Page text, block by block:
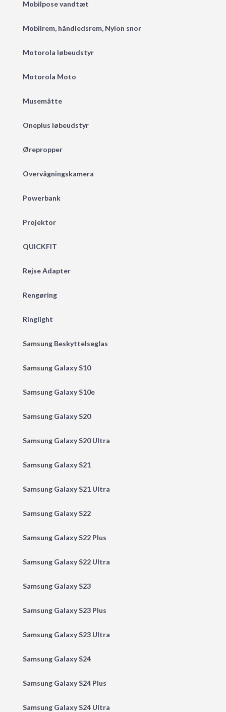
Mobilpose vandtæt
Mobilrem, håndledsrem, Nylon snor
Motorola løbeudstyr
Motorola Moto
Musemåtte
Oneplus løbeudstyr
Ørepropper
Overvågningskamera
Powerbank
Projektor
QUICKFIT
Rejse Adapter
Rengøring
Ringlight
Samsung Beskyttelseglas
Samsung Galaxy S10
Samsung Galaxy S10e
Samsung Galaxy S20
Samsung Galaxy S20 Ultra
Samsung Galaxy S21
Samsung Galaxy S21 Ultra
Samsung Galaxy S22
Samsung Galaxy S22 Plus
Samsung Galaxy S22 Ultra
Samsung Galaxy S23
Samsung Galaxy S23 Plus
Samsung Galaxy S23 Ultra
Samsung Galaxy S24
Samsung Galaxy S24 Plus
Samsung Galaxy S24 Ultra